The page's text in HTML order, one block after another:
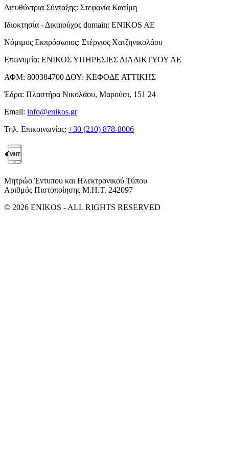
Διευθύντρια Σύνταξης: Στεφανία Κασίμη
Ιδιοκτησία - Δικαιούχος domain: ENIKOS AE
Νόμιμος Εκπρόσωπος: Στέργιος Χατζηνικολάου
Επωνυμία: ΕΝΙΚΟΣ ΥΠΗΡΕΣΙΕΣ ΔΙΑΔΙΚΤΥΟΥ ΑΕ
ΑΦΜ: 800384700 ΔΟΥ: ΚΕΦΟΔΕ ΑΤΤΙΚΗΣ
Έδρα: Πλαστήρα Νικολάου, Μαρούσι, 151 24
Email: info@enikos.gr
Τηλ. Επικοινωνίας: +30 (210) 878-8006
Μητρώο Έντυπου και Ηλεκτρονικού Τύπου
Αριθμός Πιστοποίησης Μ.Η.Τ. 242097
© 2026 ENIKOS - ALL RIGHTS RESERVED